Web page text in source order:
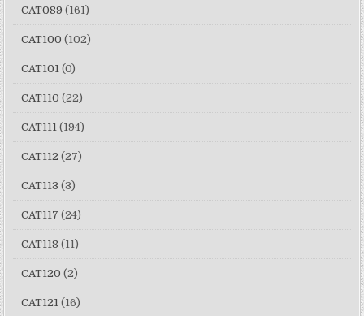
CAT089 (161)
CAT100 (102)
CAT101 (0)
CAT110 (22)
CAT111 (194)
CAT112 (27)
CAT113 (3)
CAT117 (24)
CAT118 (11)
CAT120 (2)
CAT121 (16)